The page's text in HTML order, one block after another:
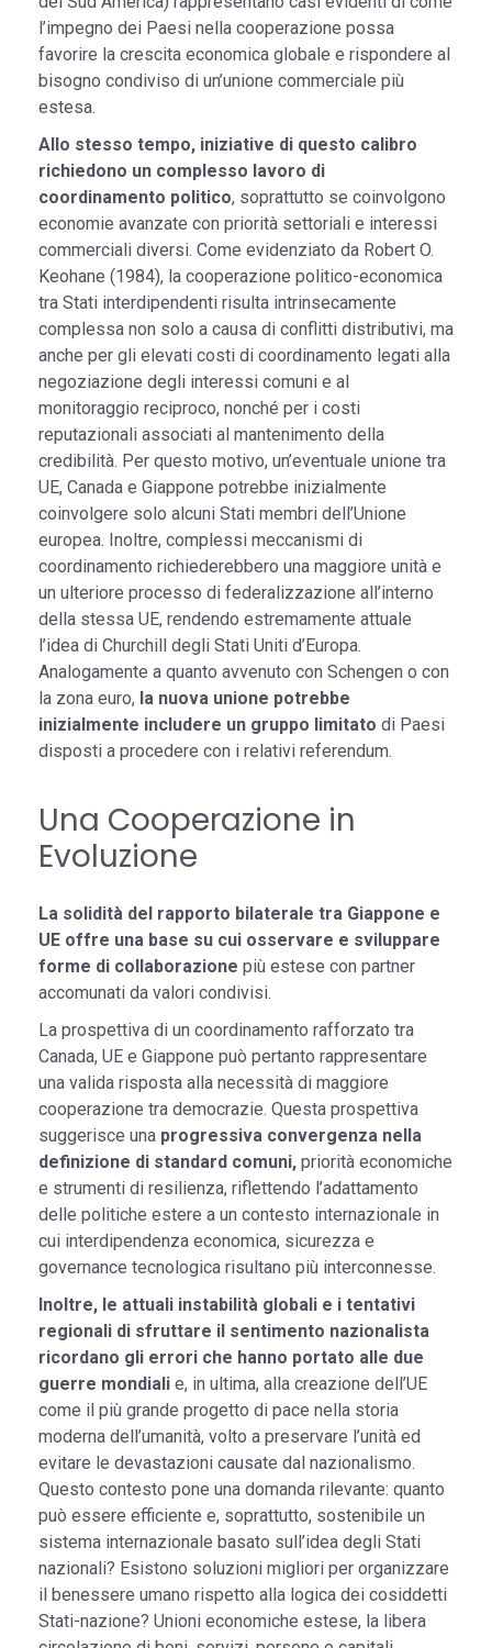
l’impegno dei Paesi nella cooperazione possa
favorire la crescita economica globale e rispondere al
bisogno condiviso di un’unione commerciale più
estesa.
Allo stesso tempo, iniziative di questo calibro
richiedono un complesso lavoro di
coordinamento politico, soprattutto se coinvolgono
economie avanzate con priorità settoriali e interessi
commerciali diversi. Come evidenziato da Robert O.
Keohane (1984), la cooperazione politico-economica
tra Stati interdipendenti risulta intrinsecamente
complessa non solo a causa di conflitti distributivi, ma
anche per gli elevati costi di coordinamento legati alla
negoziazione degli interessi comuni e al
monitoraggio reciproco, nonché per i costi
reputazionali associati al mantenimento della
credibilità. Per questo motivo, un’eventuale unione tra
UE, Canada e Giappone potrebbe inizialmente
coinvolgere solo alcuni Stati membri dell’Unione
europea. Inoltre, complessi meccanismi di
coordinamento richiederebbero una maggiore unità e
un ulteriore processo di federalizzazione all’interno
della stessa UE, rendendo estremamente attuale
l’idea di Churchill degli Stati Uniti d’Europa.
Analogamente a quanto avvenuto con Schengen o con
la zona euro, la nuova unione potrebbe
inizialmente includere un gruppo limitato di Paesi
disposti a procedere con i relativi referendum.
Una Cooperazione in
Evoluzione
La solidità del rapporto bilaterale tra Giappone e
UE offre una base su cui osservare e sviluppare
forme di collaborazione più estese con partner
accomunati da valori condivisi.
La prospettiva di un coordinamento rafforzato tra
Canada, UE e Giappone può pertanto rappresentare
una valida risposta alla necessità di maggiore
cooperazione tra democrazie. Questa prospettiva
suggerisce una progressiva convergenza nella
definizione di standard comuni, priorità economiche
e strumenti di resilienza, riflettendo l’adattamento
delle politiche estere a un contesto internazionale in
cui interdipendenza economica, sicurezza e
governance tecnologica risultano più interconnesse.
Inoltre, le attuali instabilità globali e i tentativi
regionali di sfruttare il sentimento nazionalista
ricordano gli errori che hanno portato alle due
guerre mondiali e, in ultima, alla creazione dell’UE
come il più grande progetto di pace nella storia
moderna dell’umanità, volto a preservare l’unità ed
evitare le devastazioni causate dal nazionalismo.
Questo contesto pone una domanda rilevante: quanto
può essere efficiente e, soprattutto, sostenibile un
sistema internazionale basato sull’idea degli Stati
nazionali? Esistono soluzioni migliori per organizzare
il benessere umano rispetto alla logica dei cosiddetti
Stati-nazione? Unioni economiche estese, la libera